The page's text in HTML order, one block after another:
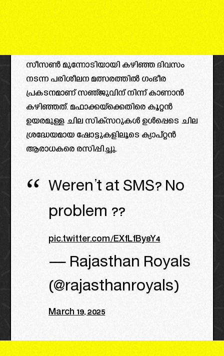
സീസൺ മുന്നോടിയായി കഴിഞ്ഞ ദിവസം
നടന്ന പരിശീലന മത്സരത്തിൽ ഗംഭീര
പ്രകടനമാണ് സഞ്ജുവിന് നിന്ന് കാണാൻ
കഴിഞ്ഞത്. മഫാക്കയ്‌ക്കെതിരെ കൂറ്റൻ
ഉയരമുള്ള ചില സിക്‌സറുകൾ ഉൾപ്പെടെ ചില
ശ്രദ്ധേയമായ ഷോട്ടുകളിലൂടെ ക്യാപ്റ്റൻ
ആരാധകരെ രസിപ്പിച്ചു.
Weren’t at SMS? No
problem ??
pic.twitter.com/EXfLfBy8Y4
— Rajasthan Royals
(@rajasthanroyals)
March 19, 2025